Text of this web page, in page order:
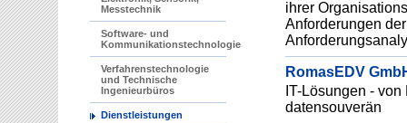
Messtechnik
Software- und
Kommunikationstechnologie
Verfahrenstechnologie
und Technische
Ingenieurbüros
Dienstleistungen
ihrer
Anforderungen
RomasEDV
IT-Lösungen -
datensouverän